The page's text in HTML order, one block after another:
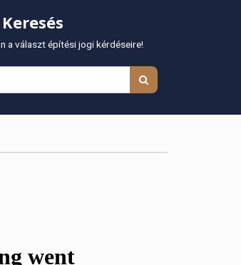
Keresés
a választ építési jogi kérdéseire!